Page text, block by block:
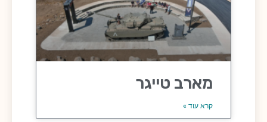
מארב טייגר
קרא עוד »